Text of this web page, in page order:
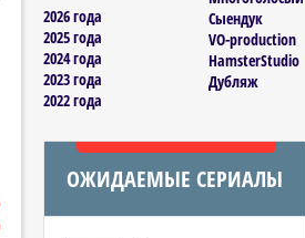
2026 года
2025 года
2024 года
2023 года
2022 года
Сыендук
VO-production
HamsterStudio
Дубляж
ОЖИДАЕМЫЕ СЕРИАЛЫ